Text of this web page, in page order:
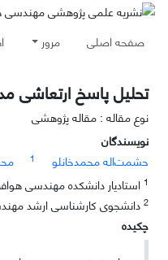
صفحه اصلی مرور
تحلیل پاسخ ارتعاشی
نوع مقاله : مقاله پژوهشی
نویسندگان
حشمت‌اله محمدخانلو
1
1 استادیار دانشکده مھندسی
2 دانشجوی کارشناسی ارشد
چکیده